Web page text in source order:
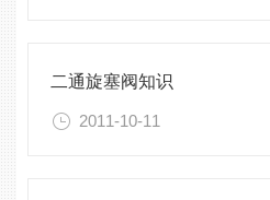
二通旋塞阀知识
2011-10-11